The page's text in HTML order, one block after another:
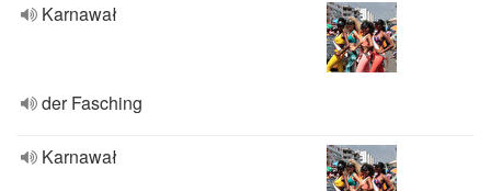
Karnawał
der Fasching
Karnawał